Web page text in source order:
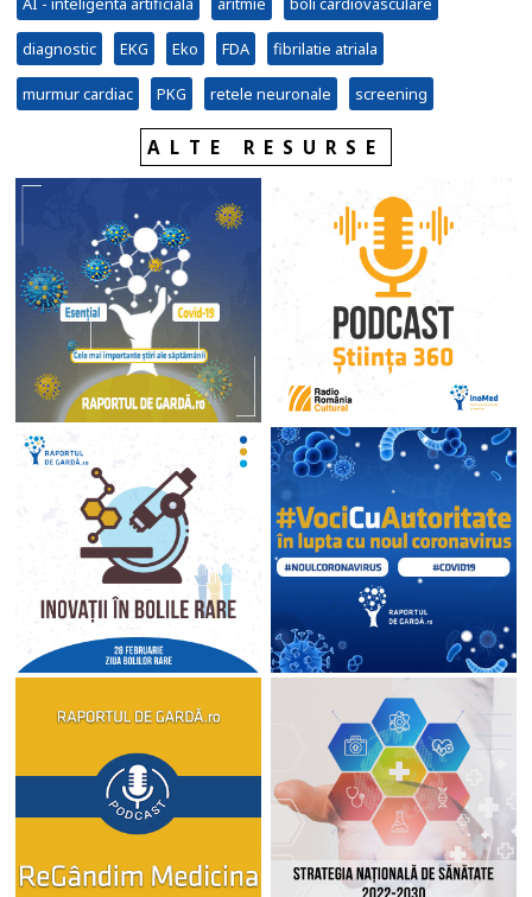
diagnostic EKG Eko FDA fibrilatie atriala
murmur cardiac PKG retele neuronale screening
ALTE RESURSE